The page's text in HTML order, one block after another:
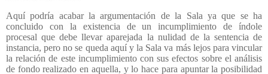
Aquí podría acabar la argumentación de la Sala ya que se ha
concluido con la existencia de un incumplimiento de índole
procesal que debe llevar aparejada la nulidad de la sentencia de
instancia, pero no se queda aquí y la Sala va más lejos para vincular
la relación de este incumplimiento con sus efectos sobre el análisis
de fondo realizado en aquella, y lo hace para apuntar la posibilidad